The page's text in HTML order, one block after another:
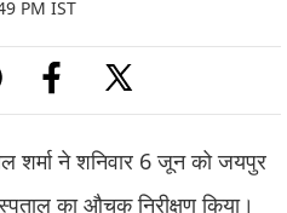
PM IST
शर्मा ने शनिवार 6 जून को जयपुर
का औचक निरीक्षण किया।